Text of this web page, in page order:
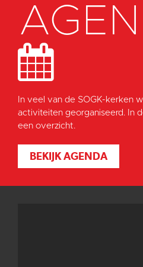
In veel van de SOGK-kerken
activiteiten georganiseerd. In
een overzicht.
BEKIJK AGENDA